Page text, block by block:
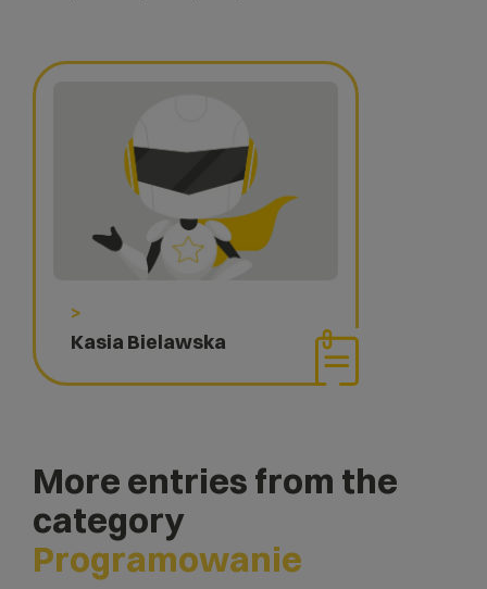
>
Kasia Bielawska
More entries from the
category
Programowanie